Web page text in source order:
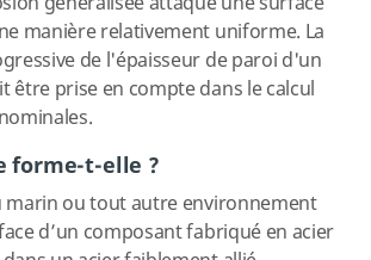
manière relativement uniforme. La
de l'épaisseur de paroi d'un
être prise en compte dans le calcul
forme-t-elle ?
marin ou tout autre environnement
d’un composant fabriqué en acier